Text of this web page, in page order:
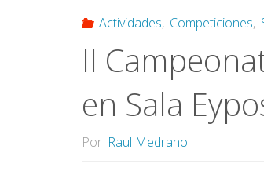
Actividades, Competiciones,
II
en Sala
Por Raul Medrano